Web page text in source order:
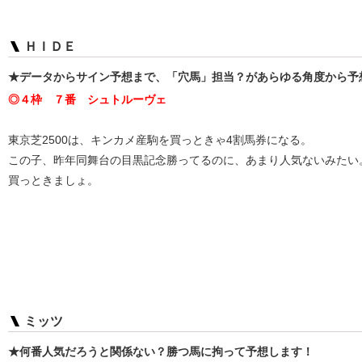
ＨＩＤＥ
★データからサイン予想まで、「穴馬」担当？があらゆる角度から予
◎４枠 ７番 シュトルーヴェ
東京芝2500は、キンカメ産駒を買っときゃ4割馬券になる。
この子、昨年同舞台の目黒記念勝ってるのに、あまり人気ないみたい
買っときましょ。
ミッツ
★何番人気だろうと関係ない？勝つ馬に拘って予想します！